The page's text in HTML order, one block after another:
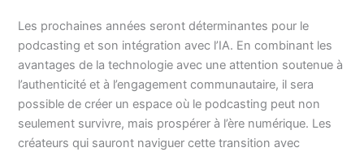
Les prochaines années seront déterminantes pour le
podcasting et son intégration avec l’IA. En combinant les
avantages de la technologie avec une attention soutenue à
l’authenticité et à l’engagement communautaire, il sera
possible de créer un espace où le podcasting peut non
seulement survivre, mais prospérer à l’ère numérique. Les
créateurs qui sauront naviguer cette transition avec